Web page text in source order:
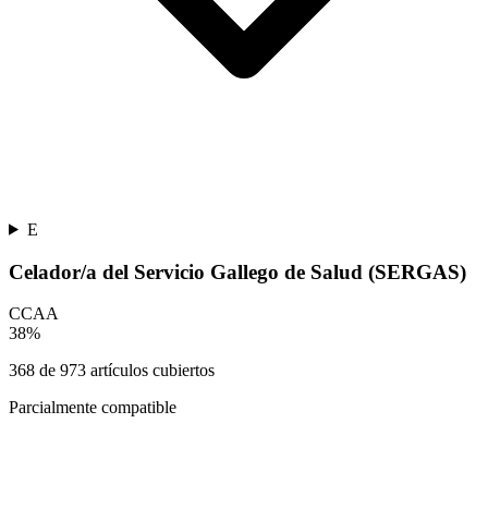
E
Celador/a del Servicio Gallego de Salud (SERGAS)
CCAA
38%
368 de 973 artículos cubiertos
Parcialmente compatible